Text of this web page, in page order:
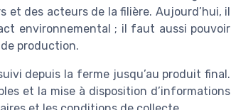
des acteurs de la filière. Aujourd’hui, il
environnemental ; il faut aussi pouvoir
production.
depuis la ferme jusqu’au produit final.
et la mise à disposition d’informations